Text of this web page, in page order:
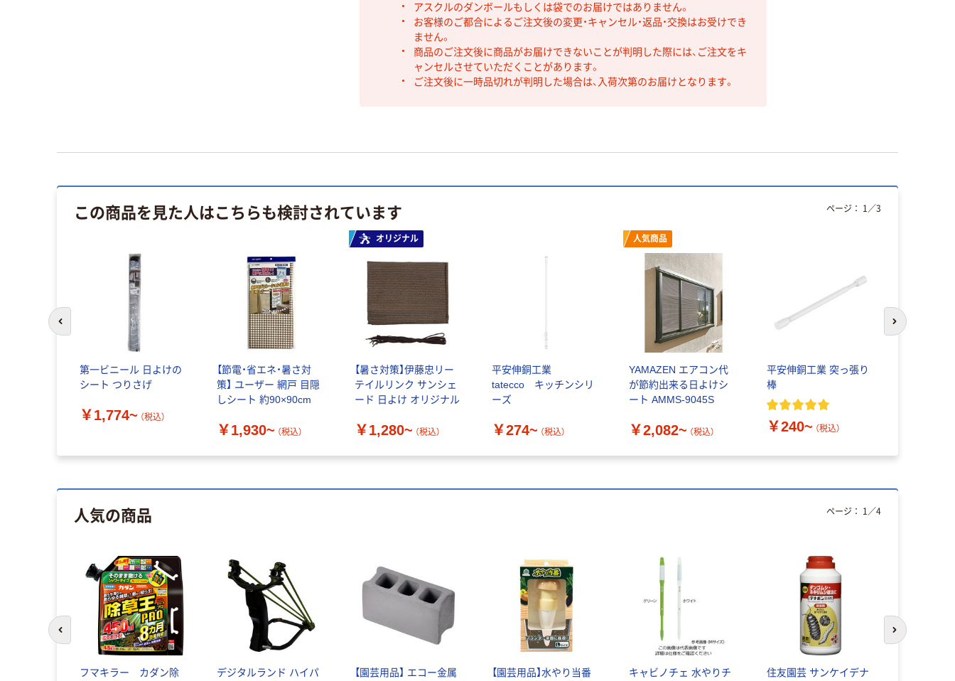
アスクルのダンボールもしくは袋でのお届けではありません。
お客様のご都合によるご注文後の変更・キャンセル・返品・交換はお受けでき
ません。
商品のご注文後に商品がお届けできないことが判明した際には、ご注文をキ
ャンセルさせていただくことがあります。
ご注文後に一時品切れが判明した場合は、入荷次第のお届けとなります。
この商品を見た人はこちらも検討されています
第一ビニール 日よけの
シート つりさげ
￥1,774~ （税込）
【節電・省エネ・暑さ対
策】 ユーザー 網戸 目隠
しシート 約90×90cm
￥1,930~ （税込）
オリジナル
【暑さ対策】伊藤忠リー
テイルリンク サンシェ
ード 日よけ オリジナル
￥1,280~ （税込）
平安伸銅工業
tatecco キッチンシリ
ーズ
￥274~ （税込）
人気商品
YAMAZEN エアコン代
が節約出来る日よけシ
ート AMMS-9045S
￥2,082~ （税込）
平安伸銅工業 突っ張り
棒
￥240~ （税込）
ページ： 1 ／3
前のスライドへ 次のスライド
人気の商品
フマキラー カダン除
デジタルランド ハイパ
【園芸用品】 エコー金属
【園芸用品】水やり当番
キャビノチェ 水やりチ
住友園芸 サンケイデナ
ページ： 1 ／4
前のスライドへ 次のスライド